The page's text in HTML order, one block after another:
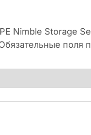
Nimble Storage
поля